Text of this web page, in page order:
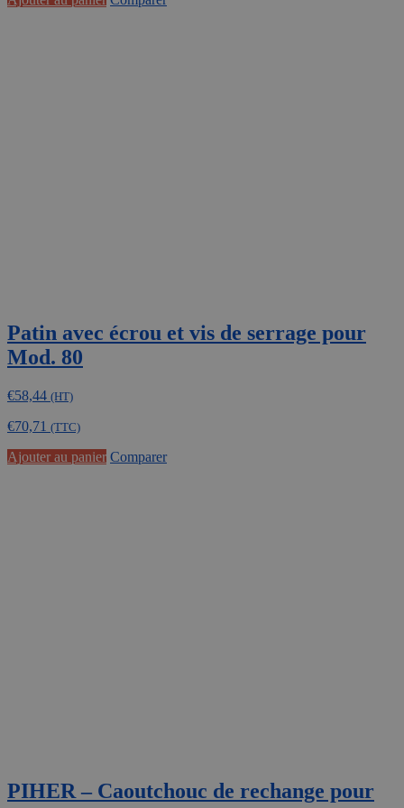
Patin avec écrou et vis de serrage pour
Mod. 80
€58,44 (HT)
€70,71 (TTC)
Ajouter au panier Comparer
PIHER – Caoutchouc de rechange pour